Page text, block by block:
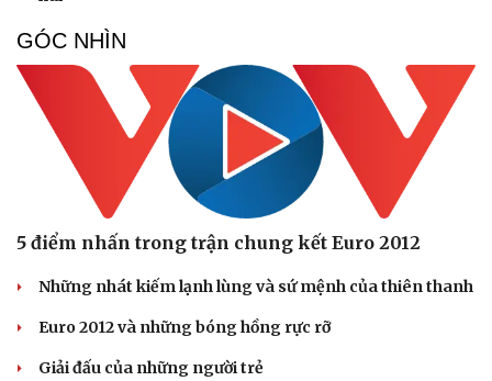
GÓC NHÌN
5 điểm nhấn trong trận chung kết Euro 2012
Những nhát kiếm lạnh lùng và sứ mệnh của thiên thanh
Euro 2012 và những bóng hồng rực rỡ
Giải đấu của những người trẻ